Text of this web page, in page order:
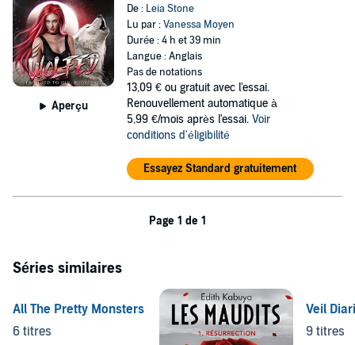
Aperçu
De : Leia Stone
Lu par :Vanessa Moyen
Durée : 4 h et 39 min
Langue : Anglais
Pas de notations
13,09 € ou gratuit avec l'essai.
Renouvellement automatique à
5,99 €/mois après l'essai. Voir
conditions d'éligibilité
Essayez Standard gratuitement
Page 1 de 1
Séries similaires
All The Pretty Monsters
6 titres
Veil
9 titres